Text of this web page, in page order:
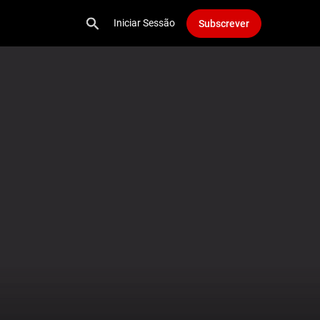
Iniciar Sessão Subscrever